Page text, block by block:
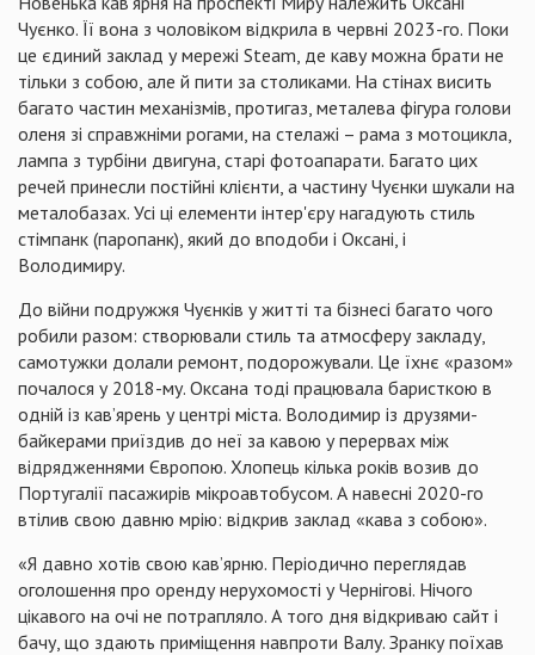
Чуєнко. Її вона з чоловіком відкрила в червні 2023-го. Поки
це єдиний заклад у мережі Steam, де каву можна брати не
тільки з собою, але й пити за столиками. На стінах висить
багато частин механізмів, протигаз, металева фігура голови
оленя зі справжніми рогами, на стелажі – рама з мотоцикла,
лампа з турбіни двигуна, старі фотоапарати. Багато цих
речей принесли постійні клієнти, а частину Чуєнки шукали на
металобазах. Усі ці елементи інтер'єру нагадують стиль
стімпанк (паропанк), який до вподоби і Оксані, і
Володимиру.
До війни подружжя Чуєнків у житті та бізнесі багато чого
робили разом: створювали стиль та атмосферу закладу,
самотужки долали ремонт, подорожували. Це їхнє «разом»
почалося у 2018-му. Оксана тоді працювала баристкою в
одній із кав’ярень у центрі міста. Володимир із друзями-
байкерами приїздив до неї за кавою у перервах між
відрядженнями Європою. Хлопець кілька років возив до
Португалії пасажирів мікроавтобусом. А навесні 2020-го
втілив свою давню мрію: відкрив заклад «кава з собою».
«Я давно хотів свою кав’ярню. Періодично переглядав
оголошення про оренду нерухомості у Чернігові. Нічого
цікавого на очі не потрапляло. А того дня відкриваю сайт і
бачу, що здають приміщення навпроти Валу. Зранку поїхав